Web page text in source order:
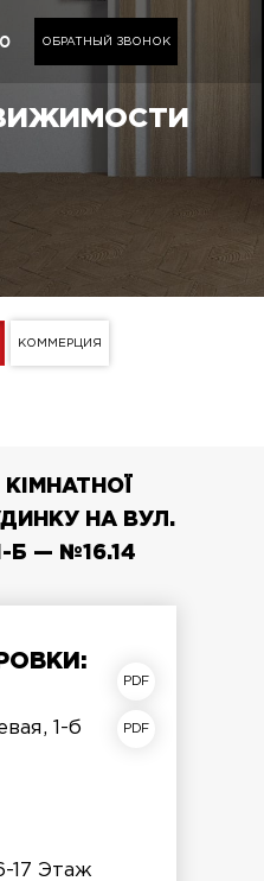
ОБРАТНЫЙ ЗВОНОК
КОММЕРЦИЯ
НА ВУЛ.
Б — №16.14
1-б
17 Этаж